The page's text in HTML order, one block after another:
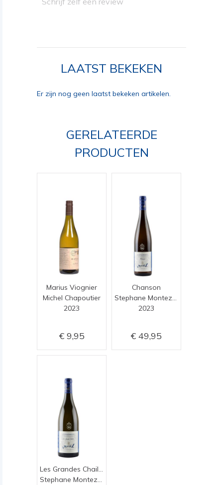
LAATST BEKEKEN
Er zijn nog geen laatst bekeken artikelen.
GERELATEERDE
PRODUCTEN
Marius Viognier
Michel Chapoutier
2023
9,95
Chanson
2023
49,95
Les Grandes Chaillées
Stephane Montez du Monteillet